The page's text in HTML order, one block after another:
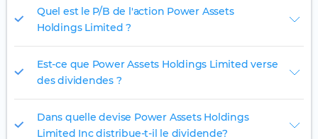
Quel est le P/B de l'action Power Assets
Holdings Limited ?
Est-ce que Power Assets Holdings Limited verse
des dividendes ?
Dans quelle devise Power Assets Holdings
Limited Inc distribue-t-il le dividende?